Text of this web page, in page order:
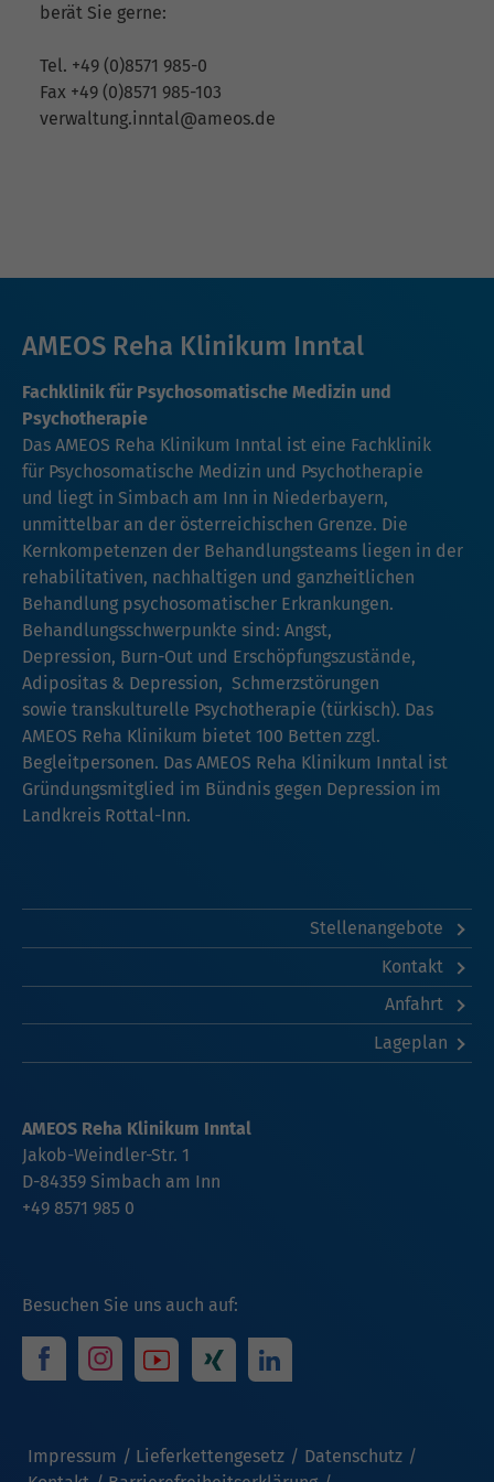
berät Sie gerne:
Tel. +49 (0)8571 985-0
Fax +49 (0)8571 985-103
verwaltung.inntal@ameos.de
AMEOS Reha Klinikum Inntal
Fachklinik für Psychosomatische Medizin und
Psychotherapie
Das AMEOS Reha Klinikum Inntal ist eine Fachklinik
für Psychosomatische Medizin und Psychotherapie
und liegt in Simbach am Inn in Niederbayern,
unmittelbar an der österreichischen Grenze. Die
Kernkompetenzen der Behandlungsteams liegen in der
rehabilitativen, nachhaltigen und ganzheitlichen
Behandlung psychosomatischer Erkrankungen.
Behandlungsschwerpunkte sind: Angst,
Depression, Burn-Out und Erschöpfungszustände,
Adipositas & Depression, Schmerzstörungen
sowie transkulturelle Psychotherapie (türkisch). Das
AMEOS Reha Klinikum bietet 100 Betten zzgl.
Begleitpersonen. Das AMEOS Reha Klinikum Inntal ist
Gründungsmitglied im Bündnis gegen Depression im
Landkreis Rottal-Inn.
Stellenangebote
Kontakt
Anfahrt
Lageplan
Besuchen Sie uns auch auf:
Impressum Lieferkettengesetz
Datenschutz
AMEOS Reha Klinikum Inntal
Jakob-Weindler-Str. 1
D-84359 Simbach am Inn
+49 8571 985 0